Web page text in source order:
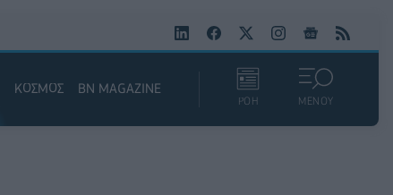
ΚΟΣΜΟΣ BN MAGAZINE
ΡΟΗ ΜΕΝΟΥ